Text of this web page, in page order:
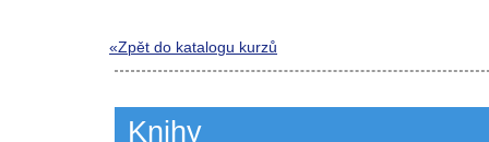
«Zpět do katalogu kurzů
Knihy